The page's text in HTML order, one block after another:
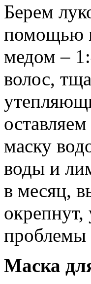
Берем
помощью
медом –
волос,
маску
воды и
в месяц,
окрепнут,
проблемы
Маска